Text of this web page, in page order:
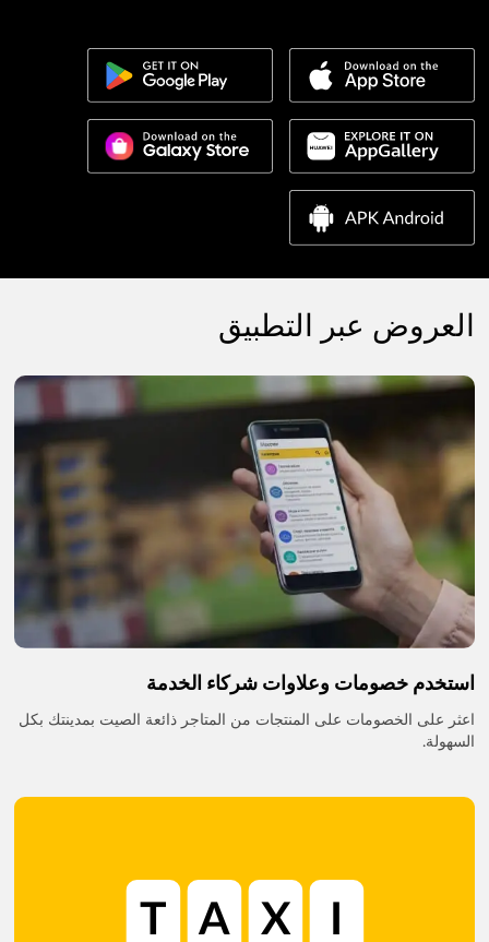
العروض عبر التطبيق
استخدم خصومات وعلاوات شركاء الخدمة
اعثر على الخصومات على المنتجات من المتاجر ذائعة الصيت بمدينتك بكل
السهولة.
T A X